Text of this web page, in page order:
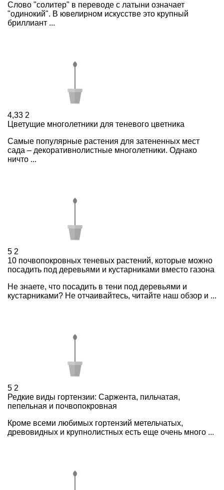
Слово "солитер" в переводе с латыни означает
"одинокий". В ювелирном искусстве это крупный
бриллиант ...
4,33 2
Цветущие многолетники для теневого цветника
Cамые популярные растения для затененных мест
сада – декоративнолистные многолетники. Однако
ничто ...
5 2
10 почвопокровных теневых растений, которые можно
посадить под деревьями и кустарниками вместо газона
Не знаете, что посадить в тени под деревьями и
кустарниками? Не отчаивайтесь, читайте наш обзор и ...
5 2
Редкие виды гортензии: Саржента, пильчатая,
пепельная и почвопокровная
Кроме всеми любимых гортензий метельчатых,
древовидных и крупнолистных есть еще очень много ...